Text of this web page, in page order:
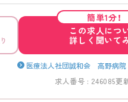
得が可能なほか、マイカー通勤OK・無
。 ご興味をお持ちの方は、お気軽に
簡単1分！
この求人につ
詳しく聞いて
医療法人社団誠和会 高野病
求人番号 : 246085更